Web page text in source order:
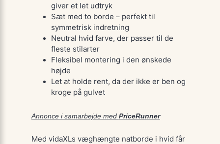
giver et let udtryk
Sæt med to borde – perfekt til
symmetrisk indretning
Neutral hvid farve, der passer til de
fleste stilarter
Fleksibel montering i den ønskede
højde
Let at holde rent, da der ikke er ben og
kroge på gulvet
Annonce i samarbejde med PriceRunner
Med vidaXLs væghængte natborde i hvid får